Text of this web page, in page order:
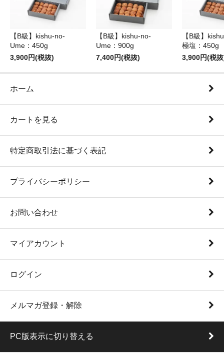
【B級】kishu-no-
Ume：450g
3,900円(税抜)
【B級】kishu-no-
Ume：900g
7,400円(税抜)
【B級】
極塩：450g
3,900円(税
ホーム
カートを見る
特定商取引法に基づく表記
プライバシーポリシー
お問い合わせ
マイアカウント
ログイン
メルマガ登録・解除
PC版表示に切り替える